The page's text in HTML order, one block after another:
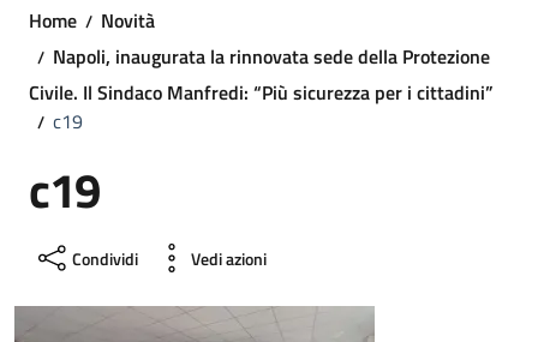
Home
Novità
Napoli, inaugurata la rinnovata sede della Protezione
Civile. Il Sindaco Manfredi: “Più sicurezza per i cittadini”
c19
c19
Condividi Vedi azioni